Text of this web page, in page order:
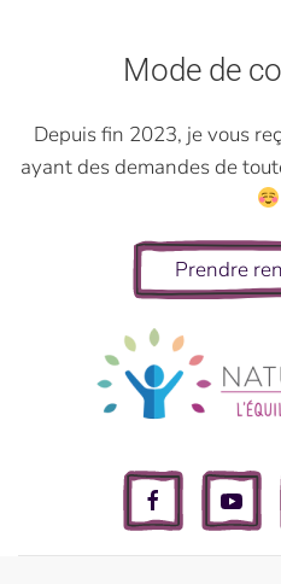
Mode de
Depuis fin 2023, je vous
ayant des demandes de
Prendre